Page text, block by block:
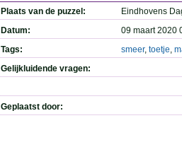
Plaats van de puzzel:
Eindhovens
Datum:
09 maart 2020
Tags:
smeer, toetje,
Gelijkluidende vragen:
Geplaatst door: